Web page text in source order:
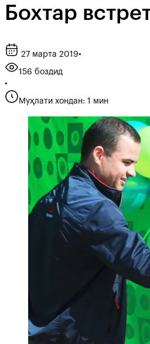
Бохтар
27 марта 2019•
156 боздид
•
Муҳлати хондан: 1 мин